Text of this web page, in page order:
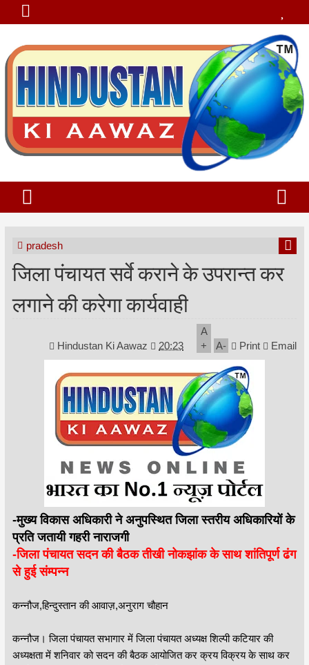
pradesh
जिला पंचायत सर्वे कराने के उपरान्त कर
लगाने की करेगा कार्यवाही
Hindustan Ki Aawaz 20:23
A
+
A- Print Email
-मुख्य विकास अधिकारी ने अनुपस्थित जिला स्तरीय अधिकारियों के
प्रति जतायी गहरी नाराजगी
-जिला पंचायत सदन की बैठक तीखी नोकझांक के साथ शांतिपूर्ण ढंग
से हुई संम्पन्न
कन्नौज,हिन्दुस्तान की आवाज़,अनुराग चौहान
कन्नौज। जिला पंचायत सभागार में जिला पंचायत अध्यक्ष शिल्पी कटियार की
अध्यक्षता में शनिवार को सदन की बैठक आयोजित कर क्रय विक्रय के साथ कर